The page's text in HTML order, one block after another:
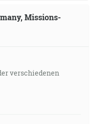
Missions-
verschiedenen